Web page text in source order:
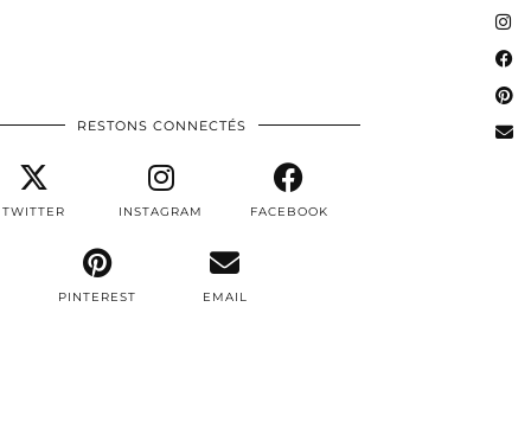
RESTONS CONNECTÉS
TWITTER INSTAGRAM FACEBOOK
PINTEREST EMAIL